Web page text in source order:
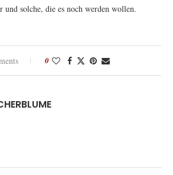
solche, die es noch werden wollen.
0